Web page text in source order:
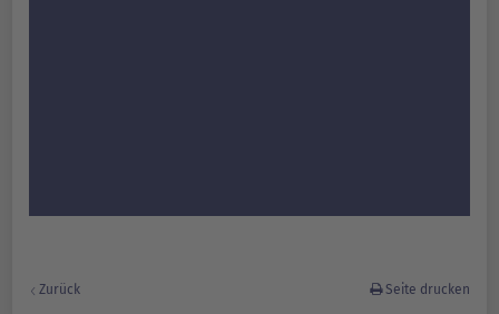
Zurück Seite drucken